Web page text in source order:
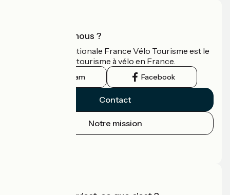
Qui sommes-nous ?
L'association nationale France Vélo Tourisme est le
guide officiel du tourisme à vélo en France.
Instagram Facebook
Contact
Notre mission